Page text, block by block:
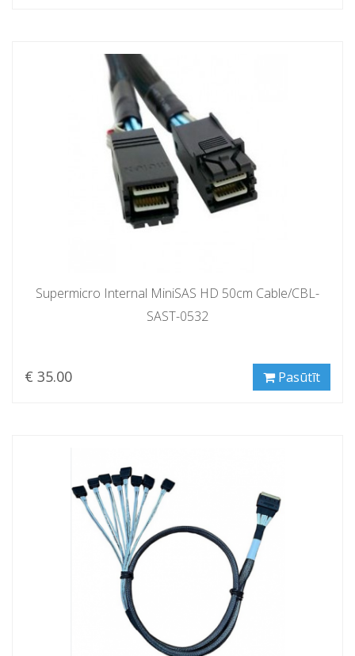
Supermicro Internal MiniSAS HD 50cm Cable/CBL-
SAST-0532
€ 35.00 Pasūtīt